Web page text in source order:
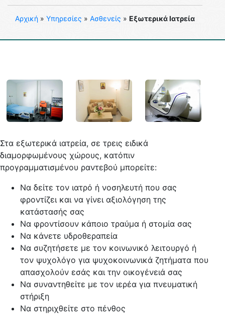
Aρχική » Υπηρεσίες » Ασθενείς » Εξωτερικά Ιατρεία
Στα εξωτερικά ιατρεία, σε τρεις ειδικά
διαμορφωμένους χώρους, κατόπιν
προγραμματισμένου ραντεβού μπορείτε:
Να δείτε τον ιατρό ή νοσηλευτή που σας
φροντίζει και να γίνει αξιολόγηση της
κατάστασής σας
Να φροντίσουν κάποιο τραύμα ή στομία σας
Να κάνετε υδροθεραπεία
Να συζητήσετε με τον κοινωνικό λειτουργό ή
τον ψυχολόγο για ψυχοκοινωνικά ζητήματα που
απασχολούν εσάς και την οικογένειά σας
Να συναντηθείτε με τον ιερέα για πνευματική
στήριξη
Να στηριχθείτε στο πένθος